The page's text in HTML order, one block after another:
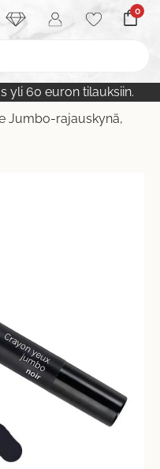
0
yli 60 euron tilauksiin.
Jumbo-rajauskynä,